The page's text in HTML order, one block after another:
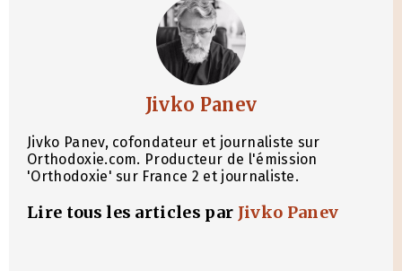
Jivko Panev
Jivko Panev, cofondateur et journaliste sur
Orthodoxie.com. Producteur de l'émission
'Orthodoxie' sur France 2 et journaliste.
Lire tous les articles par Jivko Panev